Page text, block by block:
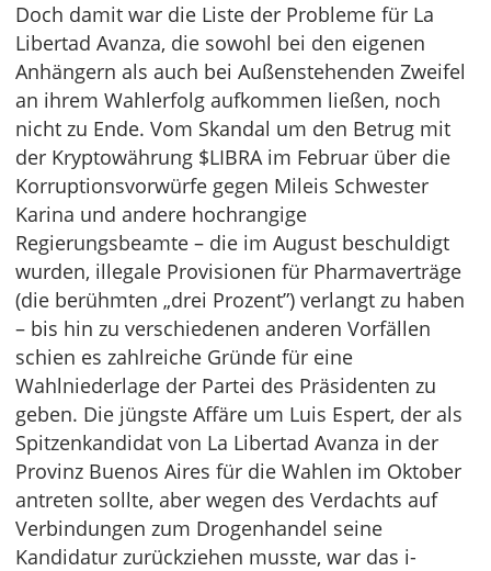
Doch damit war die Liste der Probleme für La
Libertad Avanza, die sowohl bei den eigenen
Anhängern als auch bei Außenstehenden Zweifel
an ihrem Wahlerfolg aufkommen ließen, noch
nicht zu Ende. Vom Skandal um den Betrug mit
der Kryptowährung $LIBRA im Februar über die
Korruptionsvorwürfe gegen Mileis Schwester
Karina und andere hochrangige
Regierungsbeamte – die im August beschuldigt
wurden, illegale Provisionen für Pharmaverträge
(die berühmten „drei Prozent”) verlangt zu haben
– bis hin zu verschiedenen anderen Vorfällen
schien es zahlreiche Gründe für eine
Wahlniederlage der Partei des Präsidenten zu
geben. Die jüngste Affäre um Luis Espert, der als
Spitzenkandidat von La Libertad Avanza in der
Provinz Buenos Aires für die Wahlen im Oktober
antreten sollte, aber wegen des Verdachts auf
Verbindungen zum Drogenhandel seine
Kandidatur zurückziehen musste, war das i-